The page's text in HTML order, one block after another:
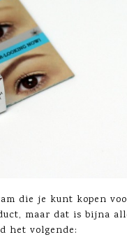
die je kunt kopen
maar dat is bijna
het volgende: